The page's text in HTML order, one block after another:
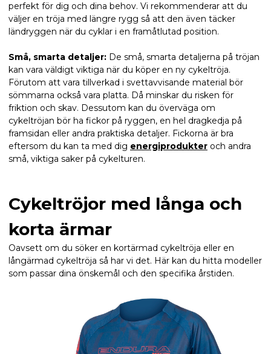
perfekt för dig och dina behov. Vi rekommenderar att du
väljer en tröja med längre rygg så att den även täcker
ländryggen när du cyklar i en framåtlutad position.
Små, smarta detaljer: De små, smarta detaljerna på tröjan
kan vara väldigt viktiga när du köper en ny cykeltröja.
Förutom att vara tillverkad i svettavvisande material bör
sömmarna också vara platta. Då minskar du risken för
friktion och skav. Dessutom kan du överväga om
cykeltröjan bör ha fickor på ryggen, en hel dragkedja på
framsidan eller andra praktiska detaljer. Fickorna är bra
eftersom du kan ta med dig energiprodukter och andra
små, viktiga saker på cykelturen.
Cykeltröjor med långa och
korta ärmar
Oavsett om du söker en kortärmad cykeltröja eller en
långärmad cykeltröja så har vi det. Här kan du hitta modeller
som passar dina önskemål och den specifika årstiden.